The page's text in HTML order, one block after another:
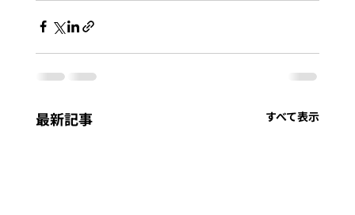
最新記事 すべて表示